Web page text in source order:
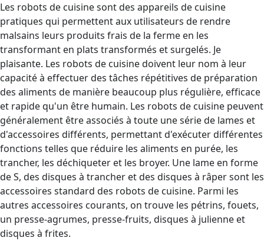
Les robots de cuisine sont des appareils de cuisine
pratiques qui permettent aux utilisateurs de rendre
malsains leurs produits frais de la ferme en les
transformant en plats transformés et surgelés. Je
plaisante. Les robots de cuisine doivent leur nom à leur
capacité à effectuer des tâches répétitives de préparation
des aliments de manière beaucoup plus régulière, efficace
et rapide qu'un être humain. Les robots de cuisine peuvent
généralement être associés à toute une série de lames et
d'accessoires différents, permettant d'exécuter différentes
fonctions telles que réduire les aliments en purée, les
trancher, les déchiqueter et les broyer. Une lame en forme
de S, des disques à trancher et des disques à râper sont les
accessoires standard des robots de cuisine. Parmi les
autres accessoires courants, on trouve les pétrins, fouets,
un presse-agrumes, presse-fruits, disques à julienne et
disques à frites.